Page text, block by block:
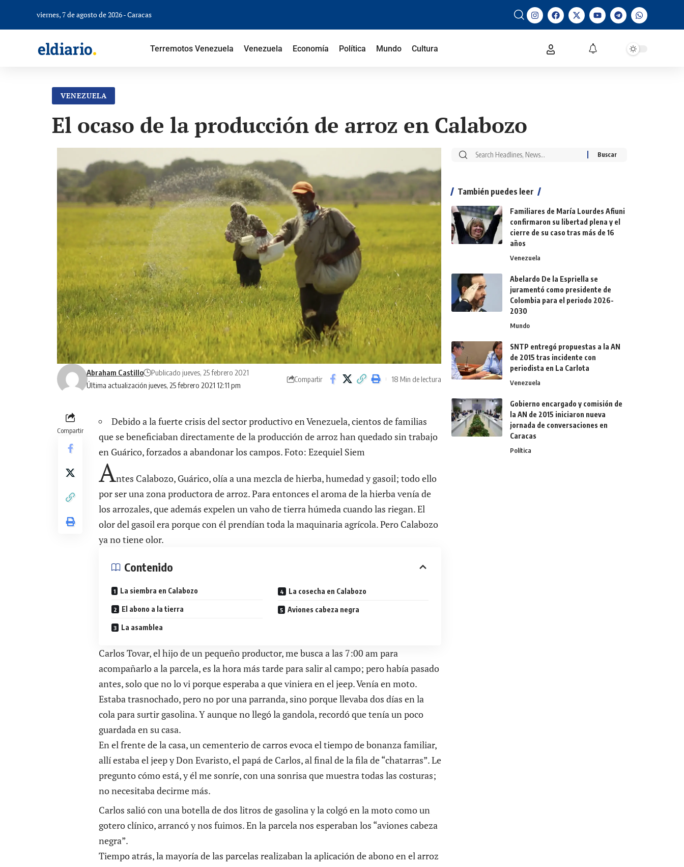
viernes, 7 de agosto de 2026 - Caracas
Terremotos Venezuela Venezuela Economía Política Mundo Cultura
VENEZUELA
El ocaso de la producción de arroz en Calabozo
Última actualización jueves, 25 febrero 2021 12:11 pm
Abraham Castillo Publicado jueves, 25 febrero 2021
Compartir 18 Min de lectura
Compartir
Debido a la fuerte crisis del sector productivo en Venezuela, cientos de familias
que se beneficiaban directamente de la producción de arroz han quedado sin trabajo
en Guárico, forzados a abandonar los campos. Foto: Ezequiel Siem
Antes Calabozo, Guárico, olía a una mezcla de hierba, humedad y gasoil; todo ello
por ser una zona productora de arroz. Para entonces el aroma de la hierba venía de
los arrozales, que además expelen un vaho de tierra húmeda cuando las riegan. El
olor del gasoil era porque con él prendían toda la maquinaria agrícola. Pero Calabozo
ya no tiene olor.
Contenido
La siembra en Calabozo
El abono a la tierra
La asamblea
La cosecha en Calabozo
Aviones cabeza negra
Carlos Tovar, el hijo de un pequeño productor, me busca a las 7:00 am para
acompañarlo a la parcela, es la hora más tarde para salir al campo; pero había pasado
antes, solo que no lo vi porque esperaba a que viniera en el jeep. Venía en moto.
Estaba trasnochado, pero no por una parranda, sino porque llevaba dos días en la
cola para surtir gasolina. Y aunque no llegó la gandola, recordó que tenía un poco
guardada en su casa.
En el frente de la casa, un cementerio de carros evoca el tiempo de bonanza familiar,
allí estaba el jeep y Don Evaristo, el papá de Carlos, al final de la fila de “chatarras”. Le
pregunto cómo está, y él me sonríe, con una sonrisa que muestra todas las costuras;
no necesitaba decirme más.
Carlos salió con una botella de dos litros de gasolina y la colgó en la moto como un
gotero clínico, arrancó y nos fuimos. En la parcela nos esperaban los “aviones cabeza
negra”.
Tiempo atrás, la mayoría de las parcelas realizaban la aplicación de abono en el arroz
También puedes leer
Familiares de María Lourdes Afiuni
confirmaron su libertad plena y el
cierre de su caso tras más de 16
años
Venezuela
Abelardo De la Espriella se
juramentó como presidente de
Colombia para el periodo 2026-
2030
Mundo
SNTP entregó propuestas a la AN
de 2015 tras incidente con
periodista en La Carlota
Venezuela
Gobierno encargado y comisión de
la AN de 2015 iniciaron nueva
jornada de conversaciones en
Caracas
Política